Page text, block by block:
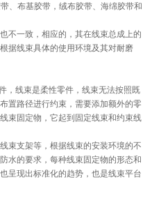
、布基胶带，绒布胶带、海绵胶带和
不一致，相应的，其在线束总成上的
据线束具体的使用环境及其对耐磨
，线束是柔性零件，线束无法按照既
置路径进行约束，需要添加额外的零
束固定物，它起到固定线束和约束线
束支架等，根据线束的安装环境的不
水的要求，每种线束固定物的形态和
呈现出标准化的趋势，也是线束平台